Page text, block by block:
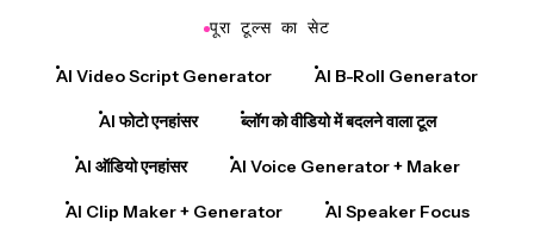
पूरा टूल्स का सेट
AI Video Script Generator AI B-Roll Generator
AI फोटो एनहांसर ब्लॉग को वीडियो में बदलने वाला टूल
AI ऑडियो एनहांसर AI Voice Generator + Maker
AI Clip Maker + Generator AI Speaker Focus